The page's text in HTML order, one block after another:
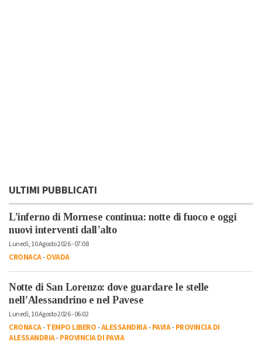
ULTIMI PUBBLICATI
L’inferno di Mornese continua: notte di fuoco e oggi
nuovi interventi dall’alto
Lunedì, 10 Agosto 2026 - 07:08
CRONACA-OVADA
Notte di San Lorenzo: dove guardare le stelle
nell’Alessandrino e nel Pavese
Lunedì, 10 Agosto 2026 - 06:02
CRONACA-TEMPO LIBERO-ALESSANDRIA-PAVIA-PROVINCIA DI
ALESSANDRIA-PROVINCIA DI PAVIA